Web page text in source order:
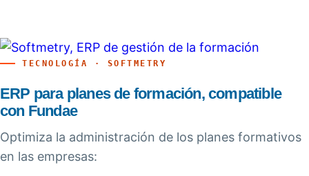
TECNOLOGÍA · SOFTMETRY
ERP para planes de formación, compatible
con Fundae
Optimiza la administración de los planes formativos
en las empresas: